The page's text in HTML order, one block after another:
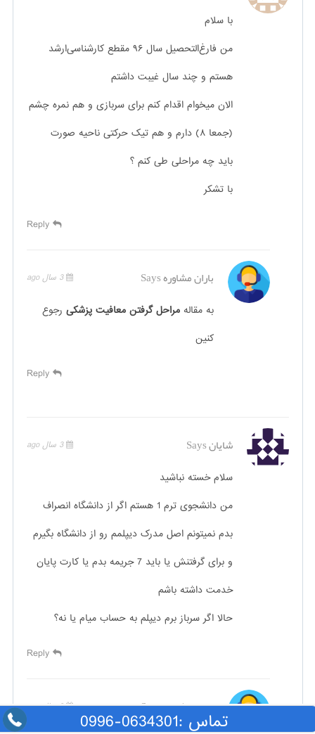
با سلام
من فارغ‌التحصیل سال ۹۶ مقطع کارشناسی‌ارشد
هستم و چند سال غیبت داشتم
الان میخوام اقدام کنم برای سربازی و هم نمره چشم
(جمعا ۸) دارم و هم تیک حرکتی ناحیه صورت
باید چه مراحلی طی کنم ؟
با تشکر
Reply
باران مشاورهSays 3 سال ago
به مقاله مراحل گرفتن معافیت پزشکیرجوع
کنین
Reply
شایانSays 3 سال ago
سلام خسته نباشید
من دانشجوی ترم 1 هستم اگر از دانشگاه انصراف
بدم نمیتونم اصل مدرک دیپلمم رو از دانشگاه بگیرم
و برای گرفتنش یا باید 7 جریمه بدم یا کارت پایان
خدمت داشته باشم
حالا اگر سرباز برم دیپلم به حساب میام یا نه؟
Reply
باران مشاورهSays 3 سال ago
تماس :0634301-0996